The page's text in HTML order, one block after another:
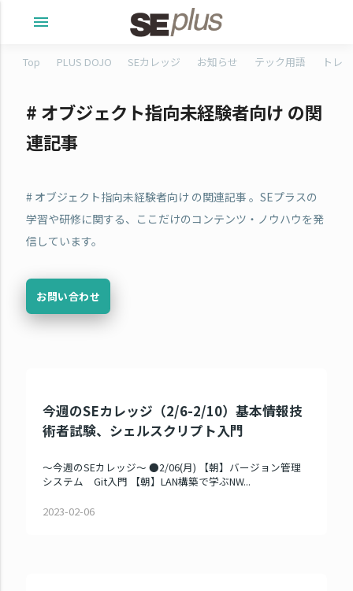
menu
Top PLUS DOJO SEカレッジ お知らせ テック用語 トレ
# オブジェクト指向未経験者向け の関
連記事
# オブジェクト指向未経験者向け の関連記事 。SEプラスの
学習や研修に関する、ここだけのコンテンツ・ノウハウを発
信しています。
お問い合わせ
今週のSEカレッジ（2/6-2/10）基本情報技
術者試験、シェルスクリプト入門
～今週のSEカレッジ～ ●2/06(月) 【朝】バージョン管理
システム Git入門 【朝】LAN構築で学ぶNW...
2023-02-06